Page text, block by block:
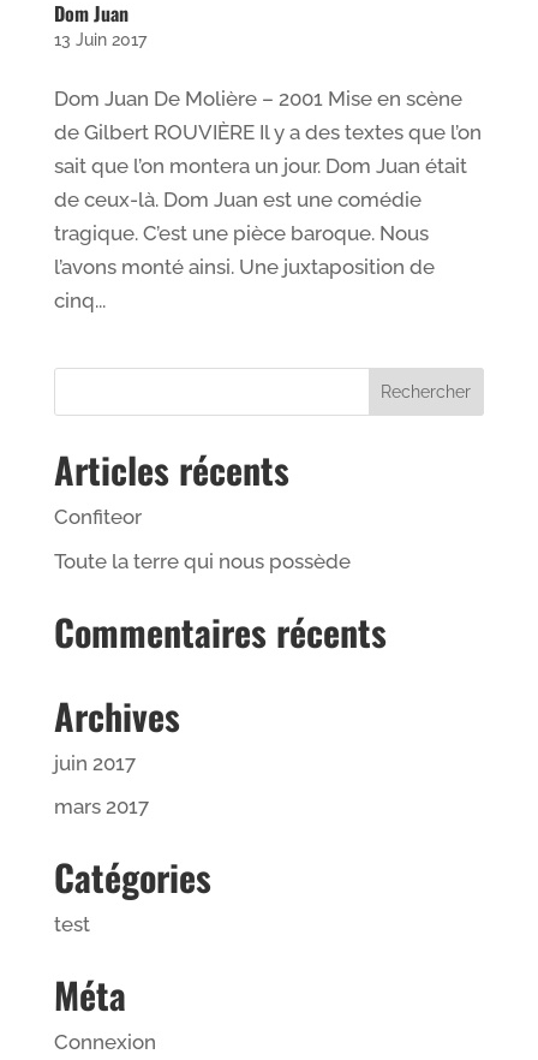
Dom Juan
13 Juin 2017
Dom Juan De Molière – 2001 Mise en scène
de Gilbert ROUVIÈRE Il y a des textes que l’on
sait que l’on montera un jour. Dom Juan était
de ceux-là. Dom Juan est une comédie
tragique. C’est une pièce baroque. Nous
l’avons monté ainsi. Une juxtaposition de
cinq...
Articles récents
Confiteor
Toute la terre qui nous possède
Commentaires récents
Archives
juin 2017
mars 2017
Catégories
test
Méta
Connexion